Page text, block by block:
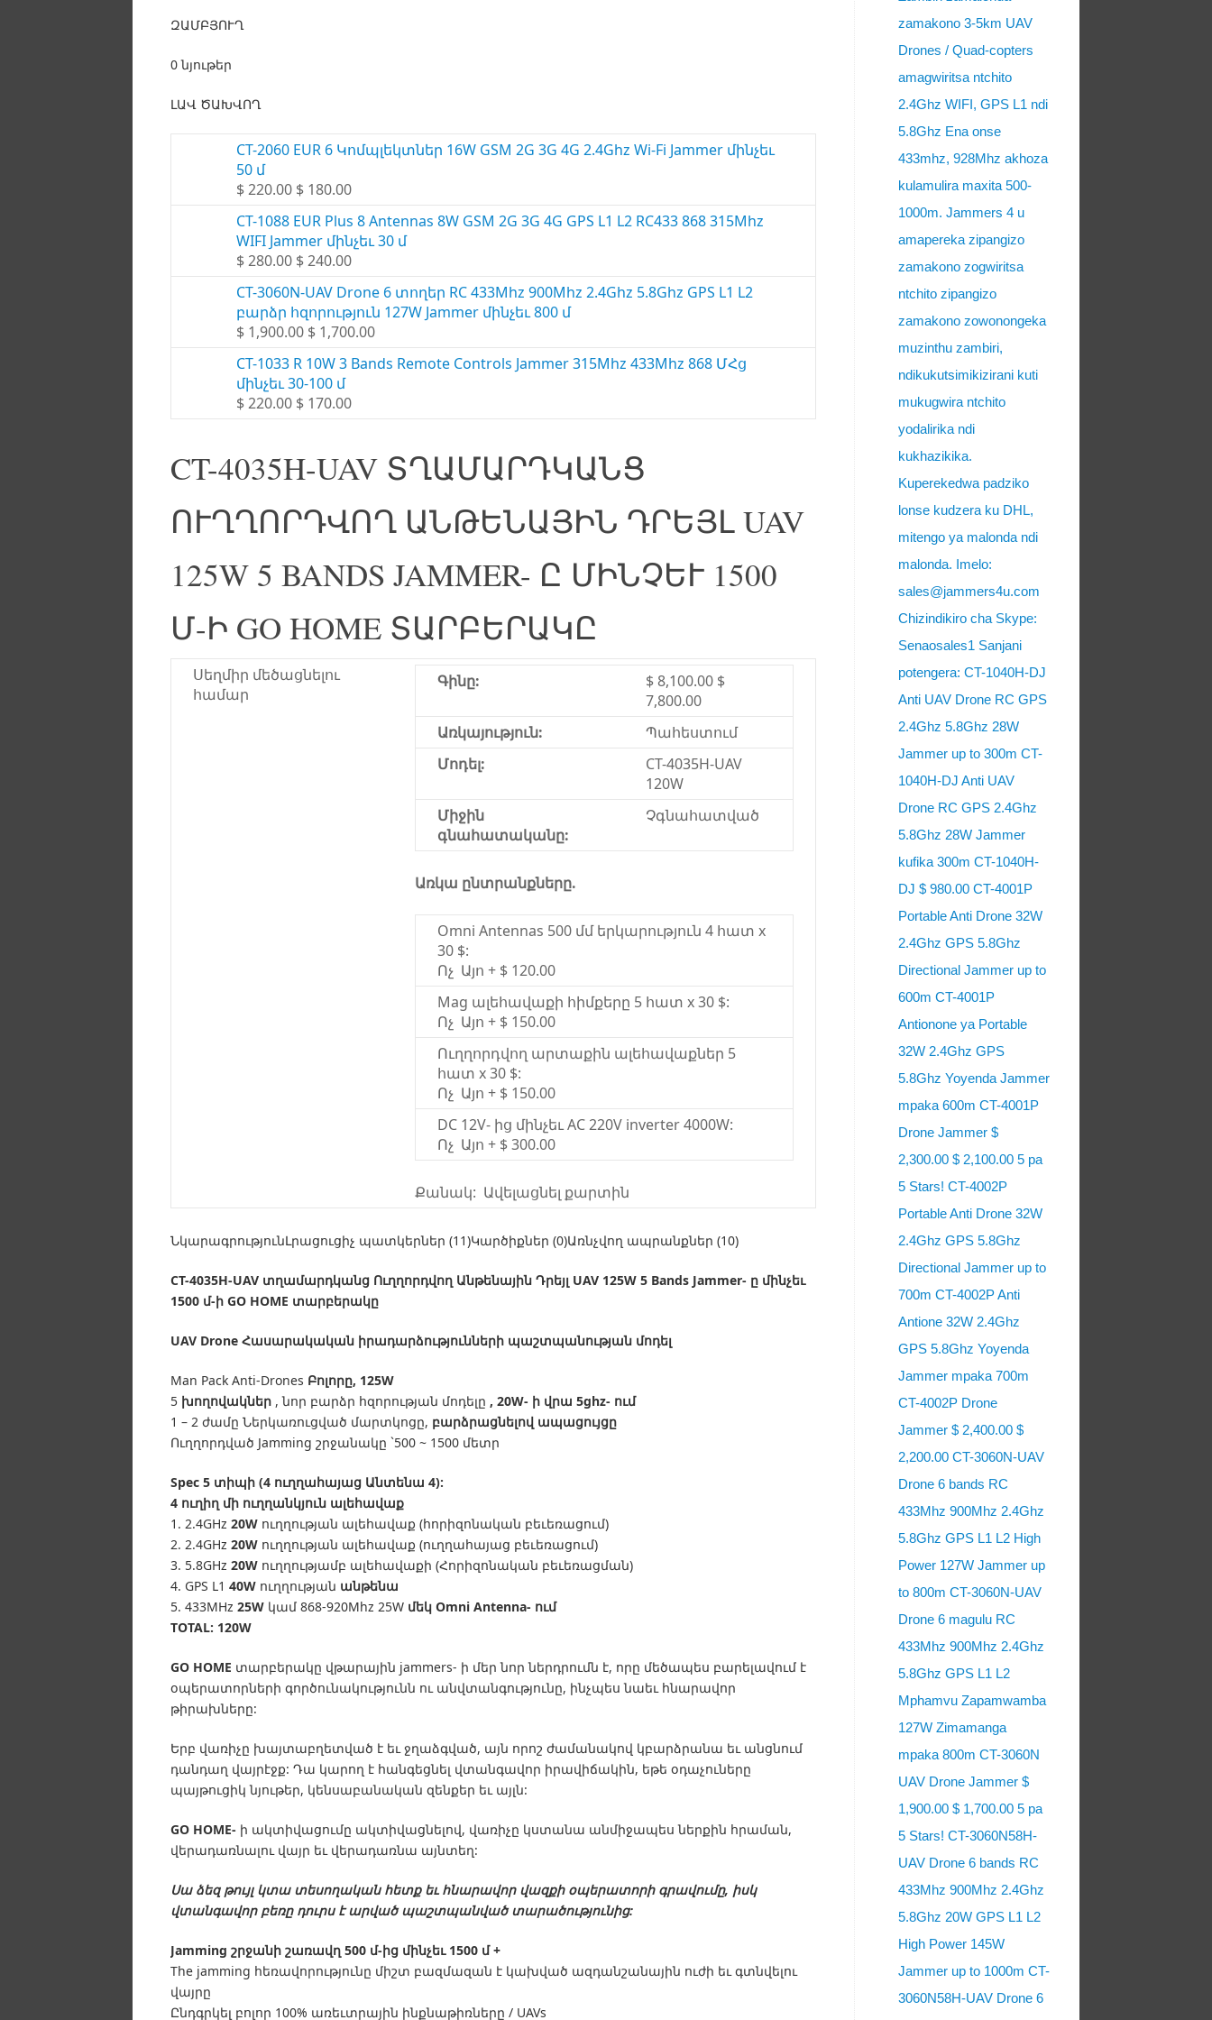
ԶԱՄԲՅՈՒՂ
0 նյութեր
ԼԱՎ ԾԱԽՎՈՂ
CT-2060 EUR 6 Կոմպլեկտներ 16W GSM 2G 3G 4G 2.4Ghz Wi-Fi Jammer մինչեւ
50 մ
$ 220.00 $ 180.00
CT-1088 EUR Plus 8 Antennas 8W GSM 2G 3G 4G GPS L1 L2 RC433 868 315Mhz
WIFI Jammer մինչեւ 30 մ
$ 280.00 $ 240.00
CT-3060N-UAV Drone 6 տողեր RC 433Mhz 900Mhz 2.4Ghz 5.8Ghz GPS L1 L2
բարձր հզորություն 127W Jammer մինչեւ 800 մ
$ 1,900.00 $ 1,700.00
CT-1033 R 10W 3 Bands Remote Controls Jammer 315Mhz 433Mhz 868 ՄՀց
մինչեւ 30-100 մ
$ 220.00 $ 170.00
CT-4035H-UAV ՏՂԱՄԱՐԴԿԱՆՑ
ՈՒՂՂՈՐԴՎՈՂ ԱՆԹԵՆԱՅԻՆ ԴՐԵՅԼ UAV
125W 5 BANDS JAMMER- Ը ՄԻՆՉԵՒ 1500
Մ-Ի GO HOME ՏԱՐԲԵՐԱԿԸ
Սեղմիր մեծացնելու
համար
Գինը:
$ 8,100.00 $
7,800.00
Առկայություն:
Պահեստում
Մոդել:
CT-4035H-UAV
120W
Միջին
գնահատականը:
Չգնահատված
Առկա ընտրանքները.
Omni Antennas 500 մմ երկարություն 4 հատ x
30 $:
Ոչ Այո + $ 120.00
Mag ալեհավաքի հիմքերը 5 հատ x 30 $:
Ոչ Այո + $ 150.00
Ուղղորդվող արտաքին ալեհավաքներ 5
հատ x 30 $:
Ոչ Այո + $ 150.00
DC 12V- ից մինչեւ AC 220V inverter 4000W:
Ոչ Այո + $ 300.00
Քանակ: Ավելացնել քարտին
ՆկարագրությունԼրացուցիչ պատկերներ (11)Կարծիքներ (0)Առնչվող ապրանքներ (10)
CT-4035H-UAV տղամարդկանց Ուղղորդվող Անթենային Դրեյլ UAV 125W 5 Bands Jammer- ը մինչեւ
1500 մ-ի GO HOME տարբերակը
UAV Drone Հասարակական իրադարձությունների պաշտպանության մոդել
Man Pack Anti-Drones Բոլորը, 125W
5 խողովակներ , նոր բարձր հզորության մոդելը , 20W- ի վրա 5ghz- ում
1 – 2 ժամը Ներկառուցված մարտկոցը, բարձրացնելով ապացույցը
Ուղղորդված Jamming շրջանակը `500 ~ 1500 մետր
Spec 5 տիպի (4 ուղղահայաց Անտենա 4):
4 ուղիղ մի ուղղանկյուն ալեհավաք
1. 2.4GHz 20W ուղղության ալեհավաք (հորիզոնական բեւեռացում)
2. 2.4GHz 20W ուղղության ալեհավաք (ուղղահայաց բեւեռացում)
3. 5.8GHz 20W ուղղությամբ ալեհավաքի (Հորիզոնական բեւեռացման)
4. GPS L1 40W ուղղության անթենա
5. 433MHz 25W կամ 868-920Mhz 25W մեկ Omni Antenna- ում
TOTAL: 120W
GO HOME տարբերակը վթարային jammers- ի մեր նոր ներդրումն է, որը մեծապես բարելավում է
օպերատորների գործունակությունն ու անվտանգությունը, ինչպես նաեւ հնարավոր
թիրախները:
Երբ վառիչը խայտաբղետված է եւ ջղաձգված, այն որոշ ժամանակով կբարձրանա եւ անցնում
դանդաղ վայրէջք: Դա կարող է հանգեցնել վտանգավոր իրավիճակին, եթե օդաչուները
պայթուցիկ նյութեր, կենսաբանական զենքեր եւ այլն:
GO HOME- ի ակտիվացումը ակտիվացնելով, վառիչը կստանա անմիջապես ներքին հրաման,
վերադառնալու վայր եւ վերադառնա այնտեղ:
Սա ձեզ թույլ կտա տեսողական հետք եւ հնարավոր վազքի օպերատորի գրավումը, իսկ
վտանգավոր բեռը դուրս է արված պաշտպանված տարածությունից:
Jamming շրջանի շառավղ 500 մ-ից մինչեւ 1500 մ +
The jamming հեռավորությունը միշտ բազմազան է կախված ազդանշանային ուժի եւ գտնվելու
վայրը
Ընդգրկել բոլոր 100% առեւտրային ինքնաթիռները / UAVs
zamakono 3-5km UAV
Drones / Quad-copters
amagwiritsa ntchito
2.4Ghz WIFI, GPS L1 ndi
5.8Ghz Ena onse
433mhz, 928Mhz akhoza
kulamulira maxita 500-
1000m. Jammers 4 u
amapereka zipangizo
zamakono zogwiritsa
ntchito zipangizo
zamakono zowonongeka
muzinthu zambiri,
ndikukutsimikizirani kuti
mukugwira ntchito
yodalirika ndi
kukhazikika.
Kuperekedwa padziko
lonse kudzera ku DHL,
mitengo ya malonda ndi
malonda. Imelo:
sales@jammers4u.com
Chizindikiro cha Skype:
Senaosales1 Sanjani
potengera: CT-1040H-DJ
Anti UAV Drone RC GPS
2.4Ghz 5.8Ghz 28W
Jammer up to 300m CT-
1040H-DJ Anti UAV
Drone RC GPS 2.4Ghz
5.8Ghz 28W Jammer
kufika 300m CT-1040H-
DJ $ 980.00 CT-4001P
Portable Anti Drone 32W
2.4Ghz GPS 5.8Ghz
Directional Jammer up to
600m CT-4001P
Antionone ya Portable
32W 2.4Ghz GPS
5.8Ghz Yoyenda Jammer
mpaka 600m CT-4001P
Drone Jammer $
2,300.00 $ 2,100.00 5 pa
5 Stars! CT-4002P
Portable Anti Drone 32W
2.4Ghz GPS 5.8Ghz
Directional Jammer up to
700m CT-4002P Anti
Antione 32W 2.4Ghz
GPS 5.8Ghz Yoyenda
Jammer mpaka 700m
CT-4002P Drone
Jammer $ 2,400.00 $
2,200.00 CT-3060N-UAV
Drone 6 bands RC
433Mhz 900Mhz 2.4Ghz
5.8Ghz GPS L1 L2 High
Power 127W Jammer up
to 800m CT-3060N-UAV
Drone 6 magulu RC
433Mhz 900Mhz 2.4Ghz
5.8Ghz GPS L1 L2
Mphamvu Zapamwamba
127W Zimamanga
mpaka 800m CT-3060N
UAV Drone Jammer $
1,900.00 $ 1,700.00 5 pa
5 Stars! CT-3060N58H-
UAV Drone 6 bands RC
433Mhz 900Mhz 2.4Ghz
5.8Ghz 20W GPS L1 L2
High Power 145W
Jammer up to 1000m CT-
3060N58H-UAV Drone 6